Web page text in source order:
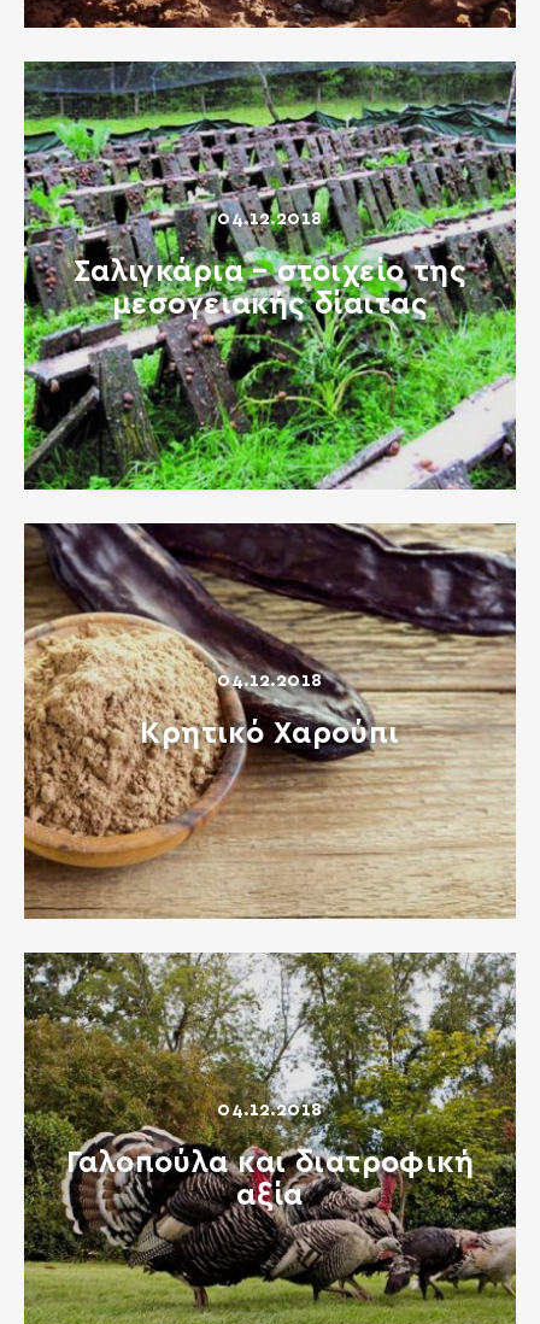
04.12.2018
Σαλιγκάρια – στοιχείο της
μεσογειακής δίαιτας
04.12.2018
Κρητικό Χαρούπι
04.12.2018
Γαλοπούλα και διατροφική
αξία